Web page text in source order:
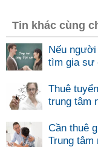
Tin khác cùng
Nếu
tìm gia sư
Thuê
trung tâm
Cần thuê
Trung tâm